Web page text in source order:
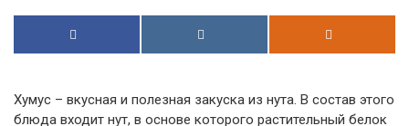
Хумус – вкусная и полезная закуска из нута. В состав этого
блюда входит нут, в основе которого растительный белок